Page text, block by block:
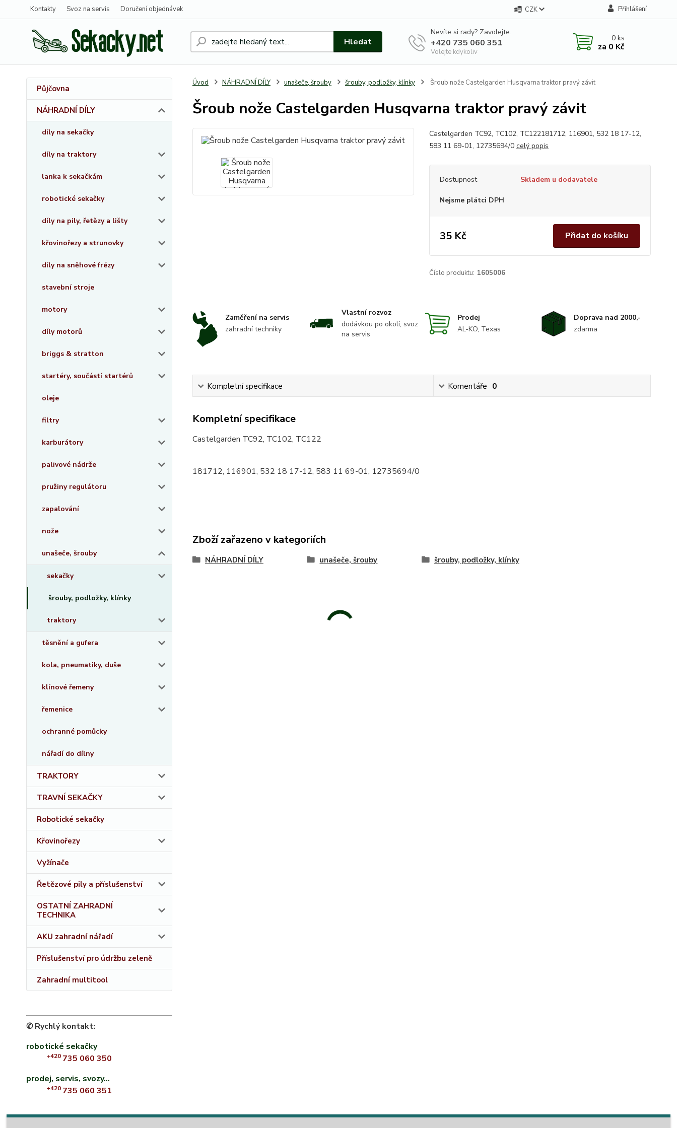
Kontakty Svoz na servis Doručení objednávek CZK Přihlášení
Hledat
Nevíte si rady? Zavolejte.
+420 735 060 351
Volejte kdykoliv
0ks
za 0 Kč
Půjčovna
NÁHRADNÍ DÍLY
díly na sekačky
díly na traktory
lanka k sekačkám
robotické sekačky
díly na pily, řetězy a lišty
křovinořezy a strunovky
díly na sněhové frézy
stavební stroje
motory
díly motorů
briggs & stratton
startéry, součástí startérů
oleje
filtry
karburátory
palivové nádrže
pružiny regulátoru
zapalování
nože
unašeče, šrouby
sekačky
šrouby, podložky, klínky
traktory
těsnění a gufera
kola, pneumatiky, duše
klínové řemeny
řemenice
ochranné pomůcky
nářadí do dílny
TRAKTORY
TRAVNÍ SEKAČKY
Robotické sekačky
Křovinořezy
Vyžínače
Řetězové pily a příslušenství
OSTATNÍ ZAHRADNÍ
TECHNIKA
AKU zahradní nářadí
Příslušenství pro údržbu zeleně
Zahradní multitool
✆ Rychlý kontakt:
robotické sekačky
+420 735 060 350
prodej, servis, svozy...
+420 735 060 351
Úvod NÁHRADNÍ DÍLY unašeče, šrouby šrouby, podložky, klínky Šroub nože Castelgarden Husqvarna traktor pravý závit
Šroub nože Castelgarden Husqvarna traktor pravý závit
Castelgarden TC92, TC102, TC122181712, 116901, 532 18 17-12,
583 11 69-01, 12735694/0 celý popis
Dostupnost Skladem u dodavatele
Nejsme plátci DPH
35 Kč Přidat do košíku
Číslo produktu: 1605006
Zaměření na servis
zahradní techniky
Vlastní rozvoz
dodávkou po okolí, svoz
na servis
Prodej
AL-KO, Texas
Doprava nad 2000,-
zdarma
Kompletní specifikace Komentáře 0
Kompletní specifikace
Castelgarden TC92, TC102, TC122
181712, 116901, 532 18 17-12, 583 11 69-01, 12735694/0
Zboží zařazeno v kategoriích
NÁHRADNÍ DÍLY unašeče, šrouby šrouby, podložky, klínky